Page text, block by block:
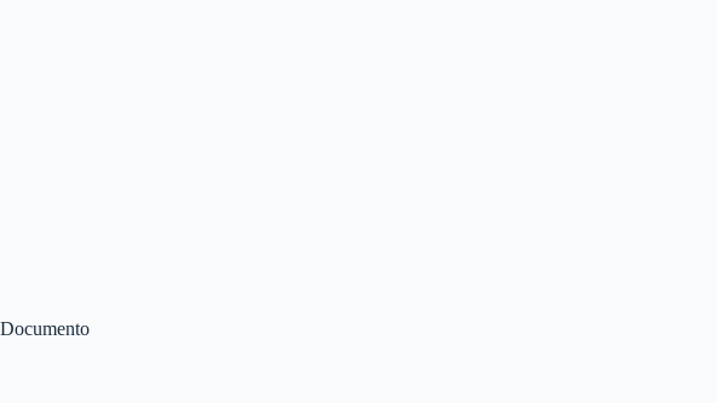
Documento